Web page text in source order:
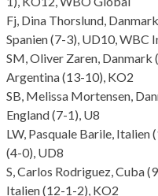
Fj, Dina Thorslund,
Spanien (7-3), UD10, WBC
SM, Oliver Zaren, Danmark
Argentina (13-10), KO2
SB, Melissa Mortensen,
England (7-1), U8
LW, Pasquale Barile,
(4-0), UD8
S, Carlos Rodriguez, Cuba
Italien (12-1-2), KO2